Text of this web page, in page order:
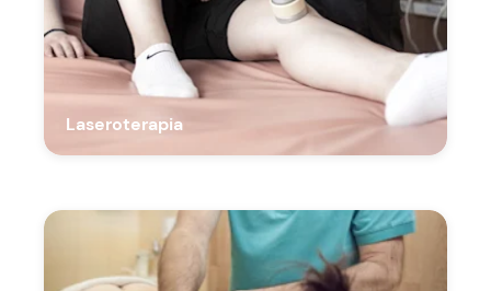
Laseroterapia